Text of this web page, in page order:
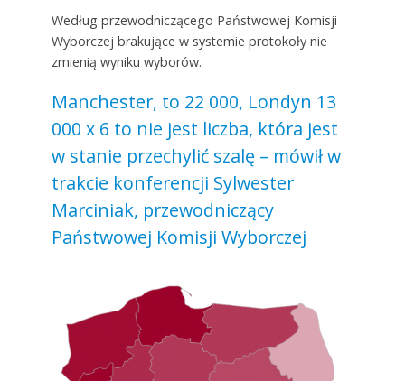
Według przewodniczącego Państwowej Komisji
Wyborczej brakujące w systemie protokoły nie
zmienią wyniku wyborów.
Manchester, to 22 000, Londyn 13
000 x 6 to nie jest liczba, która jest
w stanie przechylić szalę – mówił w
trakcie konferencji Sylwester
Marciniak, przewodniczący
Państwowej Komisji Wyborczej